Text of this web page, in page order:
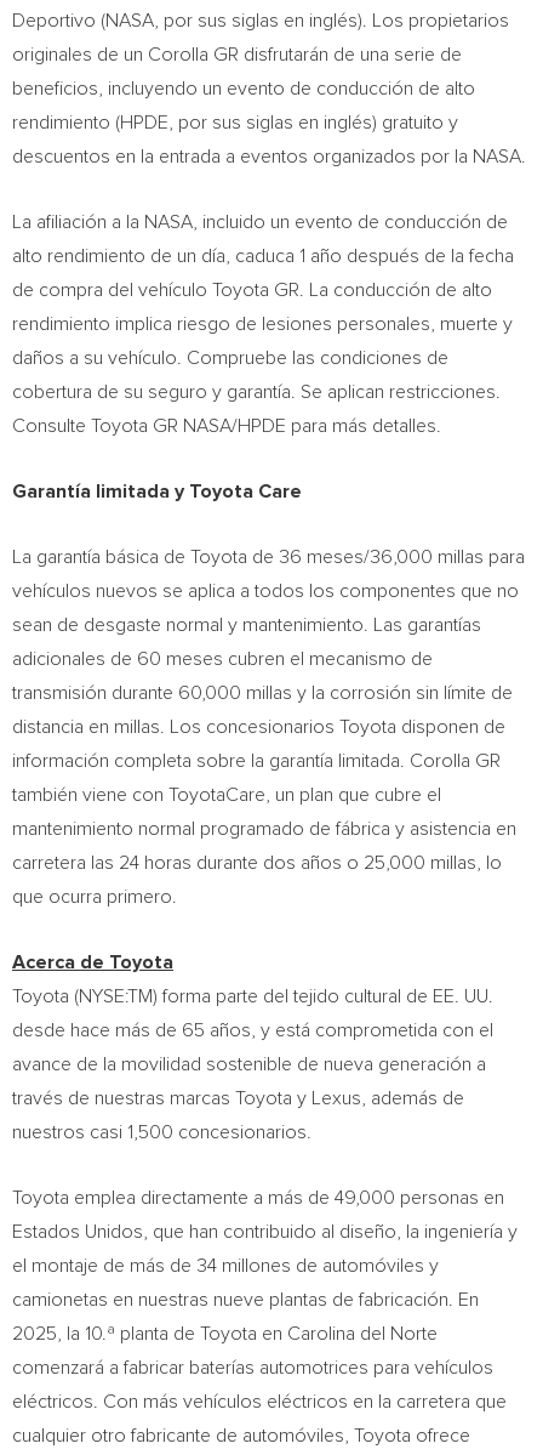
Deportivo (NASA, por sus siglas en inglés). Los propietarios
originales de un Corolla GR disfrutarán de una serie de
beneficios, incluyendo un evento de conducción de alto
rendimiento (HPDE, por sus siglas en inglés) gratuito y
descuentos en la entrada a eventos organizados por la NASA.
La afiliación a la NASA, incluido un evento de conducción de
alto rendimiento de un día, caduca 1 año después de la fecha
de compra del vehículo Toyota GR. La conducción de alto
rendimiento implica riesgo de lesiones personales, muerte y
daños a su vehículo. Compruebe las condiciones de
cobertura de su seguro y garantía. Se aplican restricciones.
Consulte Toyota GR NASA/HPDE para más detalles.
Garantía limitada y Toyota Care
La garantía básica de Toyota de 36 meses/36,000 millas para
vehículos nuevos se aplica a todos los componentes que no
sean de desgaste normal y mantenimiento. Las garantías
adicionales de 60 meses cubren el mecanismo de
transmisión durante 60,000 millas y la corrosión sin límite de
distancia en millas. Los concesionarios Toyota disponen de
información completa sobre la garantía limitada. Corolla GR
también viene con ToyotaCare, un plan que cubre el
mantenimiento normal programado de fábrica y asistencia en
carretera las 24 horas durante dos años o 25,000 millas, lo
que ocurra primero.
Acerca de Toyota
Toyota (NYSE:TM) forma parte del tejido cultural de EE. UU.
desde hace más de 65 años, y está comprometida con el
avance de la movilidad sostenible de nueva generación a
través de nuestras marcas Toyota y Lexus, además de
nuestros casi 1,500 concesionarios.
Toyota emplea directamente a más de 49,000 personas en
Estados Unidos, que han contribuido al diseño, la ingeniería y
el montaje de más de 34 millones de automóviles y
camionetas en nuestras nueve plantas de fabricación. En
2025, la 10.ª planta de Toyota en Carolina del Norte
comenzará a fabricar baterías automotrices para vehículos
eléctricos. Con más vehículos eléctricos en la carretera que
cualquier otro fabricante de automóviles, Toyota ofrece